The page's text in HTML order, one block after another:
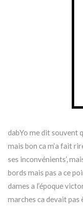
dabYo me dit souvent
mais bon ca m’a fait
ses inconvénients’,
bords mais pas a ce
dames a l’époque
marches ca devait pas